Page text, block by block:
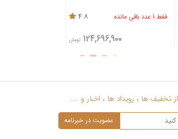
فقط 1 عدد باقی مانده 4.8
124,696,900 تومان
ها ، رویداد ها ، اخبار و ....